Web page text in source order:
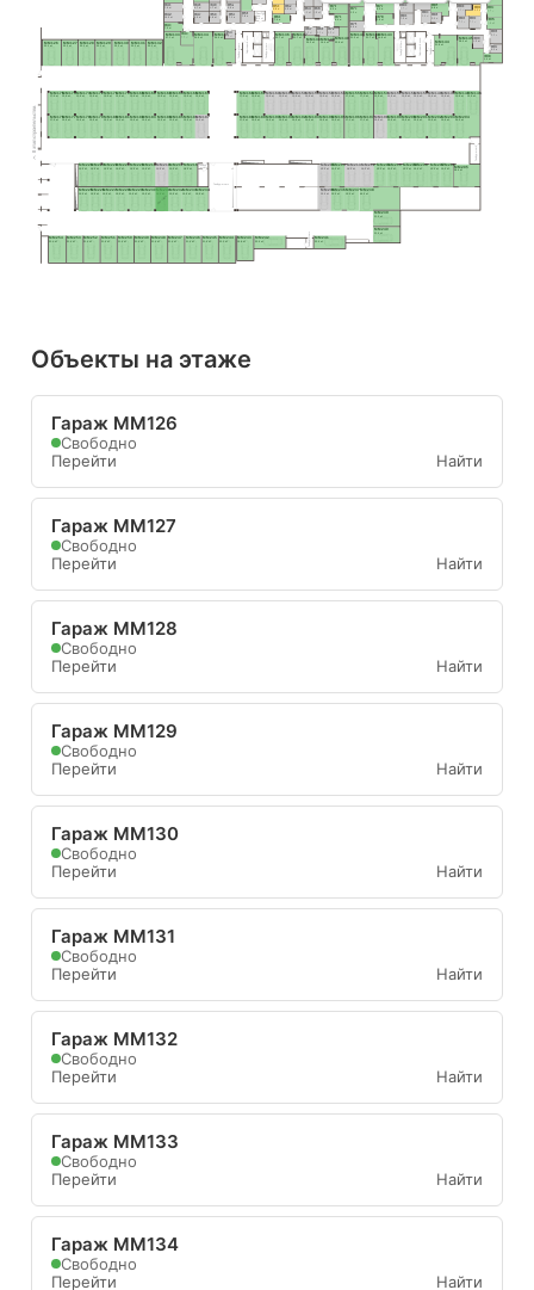
Тамбур-шлюз
Тамбур
-шлюз
Тамбур-шлюз Лифтовый холл Лифтовый холл
Тамбур-шлюз Тамбур-шлюз Тамбур-шлюз
Тамбур-шлюз
Пом. уб.
4.6 м²
MM126
22.3 м²
MM127
22.3 м²
MM128
22.3 м²
MM129
22.3 м²
MM130
22.3 м²
MM131
22.3 м²
MM132
22.3 м²
MM133
37.1 м²
MM134
30.9 м²
MM135
29.9 м²
MM136
23.7 м²
MM137
MM138
20.2 м²
MM139
19.4 м²
MM140
22.8 м²
MM141
21.5 м²
MM142MM143
24.8 м²
MM144
31.8 м²
MM145
28.0 м²
MM146
15.5 м²
MM147
15.9 м²
MM148
15.9 м²
MM149
15.9 м²
MM150
15.9 м²
MM151
15.9 м²
MM152
15.9 м²
MM153
15.5 м²
MM154
MM155
MM156
15.9 м²
MM157
15.9 м²
MM158
15.9 м²
MM159
15.9 м²
MM160
15.9 м²
MM161
15.9 м²
MM162
15.9 м²
MM163
17.0 м²
MM164
15.9 м²
MM165
15.9 м²
MM166
15.9 м²
MM167
15.9 м²
MM168
15.9 м²
MM169
15.9 м²
MM170
15.9 м²
MM171
15.9 м²
MM172
15.9 м²
MM173
15.9 м²
MM174
15.9 м²
MM175
17.0 м²
MM176
17.0 м²
MM177
15.9 м²
MM178
15.9 м²
MM179
15.9 м²
MM180
15.9 м²
MM181
15.9 м²
MM182
15.9 м²
MM183
15.9 м²
MM184
15.9 м²
MM185
15.9 м²
MM186
15.9 м²
MM187
15.9 м²
MM188
17.0 м²
MM189
15.9 м²
MM190
15.9 м²
MM191
15.9 м²
MM192
15.9 м²
MM193
15.9 м²
MM194
15.9 м²
MM195
15.5 м²
MM196MM197 MM198
15.5 м²
MM199
15.9 м²
MM200
15.9 м²
MM201
15.9 м²
MM202
15.9 м²
MM203
15.9 м²
MM204
30.5 м²
MM205
28.9 м²
MM206
15.0 м²
MM207
15.0 м²
MM208
15.0 м²
MM209
15.0 м²
MM210
15.0 м²
MM211
15.0 м²
MM212
16.5 м²
MM213
16.5 м²
MM214
15.0 м²
MM215
15.0 м²
MM216
18.6 м²
MM217
15.9 м²
MM218
15.9 м²
MM219
15.9 м²
MM220
15.9 м²
MM221
15.9 м²
MM222
15.9 м²
MM223
15.9 м²
MM224
15.9 м²
MM225
15.9 м²
MM226
15.9 м²
MM227
15.9 м²
MM228
15.9 м²
MM229
15.9 м²
MM230
15.9 м²
MM231MM232
15.9 м²
MM233
15.9 м²
MM234
15.9 м²
MM235MM236
15.0 м²
MM237
15.9 м²
MM238
MM239
MM240
MM241
22.9 м²
MM242
22.9 м²
MM243
19.8 м²
MM244
22.2 м²
MM245
21.6 м²
MM246
21.6 м²
MM247
21.6 м²
MM248
21.6 м²
MM249
21.6 м²
MM250
21.6 м²
MM251
21.6 м²
MM252
MM253
21.6 м²
MM254
23.4 м²
H41
7.9 м²
H42
10.0 м²
H43
7.5 м²
H44
H46
6.7 м²
H47
8.0 м²
H49
H50
5.8 м²
H52
5.9 м²
H53
H54
3.9 м²
H56
7.8 м²
H59
5.8 м²
H60
H62
5.5 м² H64
5.1 м²
H66
4.8 м²
H67 H68
H70
9.2 м²
H71
8.4 м²
H72
H74
9.8 м²
H75
6.6 м²
H77
8.5 м²
H78
8.9 м²
H80
6.7 м²
H81
7.3 м²
H83
H85
9.8 м²
H86
H88
6.4 м²
H89
7.0 м²
H90
H91
6.5 м²
H94
8.7 м²
H95
H96
8.5 м²
H97
5.1 м²
H98
8.4 м²
H99
6.2 м²
Вы здесь
II этап строительства
Объекты на этаже
Гараж ММ126
Свободно
Перейти
Найти
Гараж ММ127
Свободно
Перейти
Найти
Гараж ММ128
Свободно
Перейти
Найти
Гараж ММ129
Свободно
Перейти
Найти
Гараж ММ130
Свободно
Перейти
Найти
Гараж ММ131
Свободно
Перейти
Найти
Гараж ММ132
Свободно
Перейти
Найти
Гараж ММ133
Свободно
Перейти
Найти
Гараж ММ134
Свободно
Перейти
Найти